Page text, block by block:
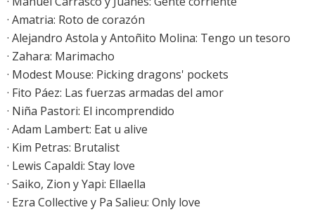
· Amatria: Roto de corazón
· Alejandro Astola y Antoñito Molina: Tengo un tesoro
· Zahara: Marimacho
· Modest Mouse: Picking dragons' pockets
· Fito Páez: Las fuerzas armadas del amor
· Niña Pastori: El incomprendido
· Adam Lambert: Eat u alive
· Kim Petras: Brutalist
· Lewis Capaldi: Stay love
· Saiko, Zion y Yapi: Ellaella
· Ezra Collective y Pa Salieu: Only love